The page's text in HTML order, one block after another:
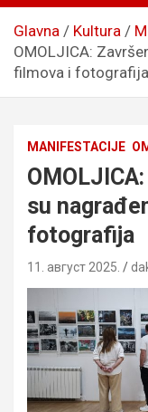
Glavna Kultura
OMOLJICA:
filmova i fotografija
MANIFESTACIJE
su
fotografija
11. август 2025.